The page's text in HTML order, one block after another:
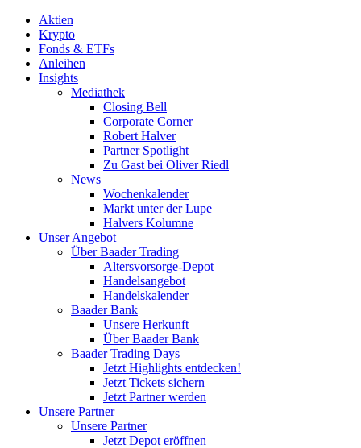
Aktien
Krypto
Fonds & ETFs
Anleihen
Insights
Mediathek
Closing Bell
Corporate Corner
Robert Halver
Partner Spotlight
Zu Gast bei Oliver Riedl
News
Wochenkalender
Markt unter der Lupe
Halvers Kolumne
Unser Angebot
Über Baader Trading
Altersvorsorge-Depot
Handelsangebot
Handelskalender
Baader Bank
Unsere Herkunft
Über Baader Bank
Baader Trading Days
Jetzt Highlights entdecken!
Jetzt Tickets sichern
Jetzt Partner werden
Unsere Partner
Unsere Partner
Jetzt Depot eröffnen